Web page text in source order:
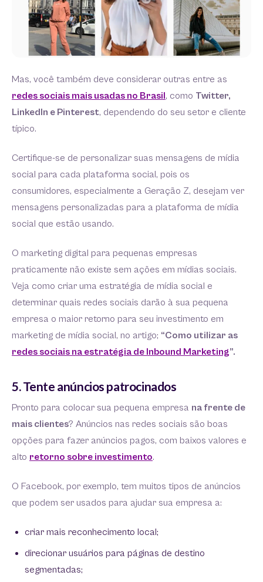
Mas, você também deve considerar outras entre as
redes sociais mais usadas no Brasil, como Twitter,
LinkedIn e Pinterest, dependendo do seu setor e cliente
típico.
Certifique-se de personalizar suas mensagens de mídia
social para cada plataforma social, pois os
consumidores, especialmente a Geração Z, desejam ver
mensagens personalizadas para a plataforma de mídia
social que estão usando.
O marketing digital para pequenas empresas
praticamente não existe sem ações em mídias sociais.
Veja como criar uma estratégia de mídia social e
determinar quais redes sociais darão à sua pequena
empresa o maior retorno para seu investimento em
marketing de mídia social, no artigo; “Como utilizar as
redes sociais na estratégia de Inbound Marketing”.
5. Tente anúncios patrocinados
Pronto para colocar sua pequena empresa na frente de
mais clientes? Anúncios nas redes sociais são boas
opções para fazer anúncios pagos, com baixos valores e
alto retorno sobre investimento.
O Facebook, por exemplo, tem muitos tipos de anúncios
que podem ser usados ​​para ajudar sua empresa a:
criar mais reconhecimento local;
direcionar usuários para páginas de destino
segmentadas;